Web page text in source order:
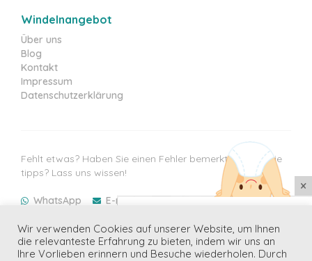
Windelnangebot
Über uns
Blog
Kontakt
Impressum
Datenschutzerklärung
Fehlt etwas? Haben Sie einen Fehler bemerkt? Haben Sie
tipps? Lass uns wissen!
WhatsApp E-mail
Aktuelle Preisaktualisierung: 06/08/2026
Wir verwenden Cookies auf unserer Website, um Ihnen
die relevanteste Erfahrung zu bieten, indem wir uns an
Ihre Vorlieben erinnern und Besuche wiederholen. Durch
×
Erhalten Sie die beste Angebote für
Ihre Kinder in Ihrer Mailbox